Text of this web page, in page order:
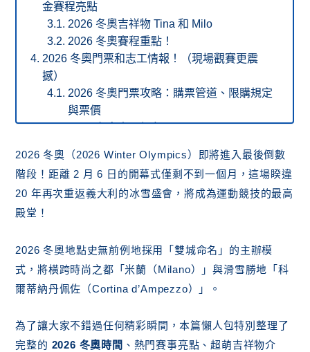
金賽程亮點
2026 冬奧吉祥物 Tina 和 Milo
2026 冬奧賽程重點！
2026 冬奧門票和志工情報！（現場觀賽更震
撼）
2026 冬奧門票攻略：購票管道、限購規定
與票價
2026 冬奧志工報名 (Volunteers)
2026 冬奧（2026 Winter Olympics）即將進入最後倒數
階段！距離 2 月 6 日的開幕式僅剩不到一個月，這場睽違
20 年再次重返義大利的冰雪盛會，將成為運動競技的最高
殿堂！
2026 冬奧地點史無前例地採用「雙城命名」的主辦模
式，將橫跨時尚之都「米蘭（Milano）」與滑雪勝地「科
爾蒂納丹佩佐（Cortina d’Ampezzo）」。
為了讓大家不錯過任何精彩瞬間，本篇懶人包特別整理了
完整的 2026 冬奧時間 、熱門賽事亮點、超萌吉祥物介